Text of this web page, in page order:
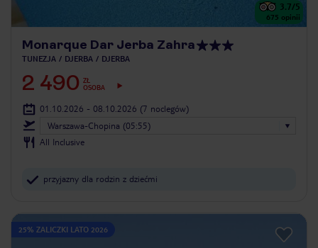
3.7/5
675 opinii
Monarque Dar Jerba Zahra
TUNEZJA DJERBA DJERBA
2 490 ZŁ
OSOBA
01.10.2026 - 08.10.2026 (7 noclegów)
Warszawa-Chopina (05:55)
All Inclusive
przyjazny dla rodzin z dziećmi
25% ZALICZKI LATO 2026